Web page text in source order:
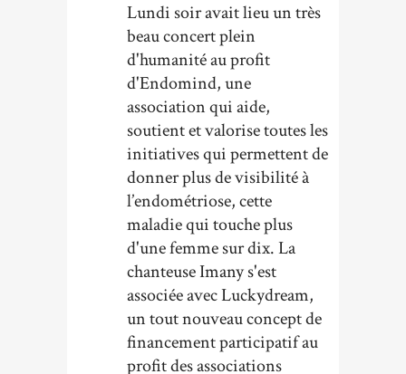
Lundi soir avait lieu un très
beau concert plein
d'humanité au profit
d'Endomind, une
association qui aide,
soutient et valorise toutes les
initiatives qui permettent de
donner plus de visibilité à
l’endométriose, cette
maladie qui touche plus
d'une femme sur dix. La
chanteuse Imany s'est
associée avec Luckydream,
un tout nouveau concept de
financement participatif au
profit des associations